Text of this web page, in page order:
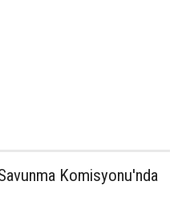
Komisyonu'nda